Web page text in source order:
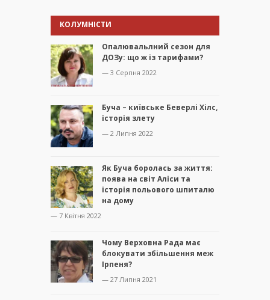
КОЛУМНІСТИ
Опалювальлний сезон для
ДОЗу: що ж із тарифами?
— 3 Серпня 2022
Буча – київське Беверлі Хілс,
історія злету
— 2 Липня 2022
Як Буча боролась за життя:
поява на світ Аліси та
історія польового шпиталю
на дому
— 7 Квітня 2022
Чому Верховна Рада має
блокувати збільшення меж
Ірпеня?
— 27 Липня 2021